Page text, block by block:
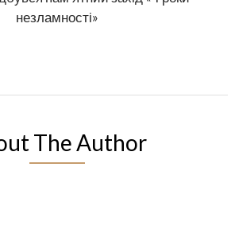
незламності»
The Author